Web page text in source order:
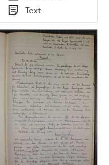
22 juni 1891 -
polisförhör
Tid
Typ
Text